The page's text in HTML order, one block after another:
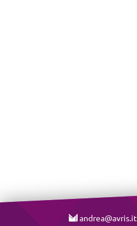
andrea@avris.it